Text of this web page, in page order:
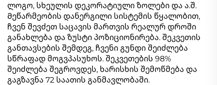
ლოგო, სხეულის დეკორატიული ზოლები და ა.შ.
Მეწარმეობის დანერგილი სისტემის წყალობით,
ჩვენ შევძეთ საცავის მართვის რეალურ დროში
განახლება და ზუსტი პოზიციონირება. შეკვეთის
განთავსების შემდეგ, ჩვენი გუნდი შეიძლება
სწრაფად მოგვპასუხოს. შეკვეთების 98%
შეიძლება შეგროვდეს, ხარისხის შემოწმება და
გაგზავნა 72 საათის განმავლობაში.